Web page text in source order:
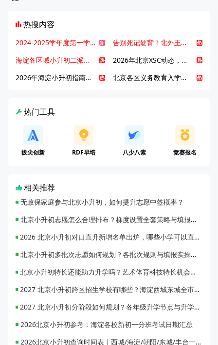
热搜内容
2024-2025学年度第一学期北京各区期末考试真题试卷汇总
告别死记硬背！北外王牌精读词汇课，帮孩子突破英语词汇难关
海淀各区域小升初二派全攻略合集！区域一至五志愿填报、升学策略详解
2026年北京XSC动态，持续更新中ing...
2026年海淀小升初指南，一文了解招生政策要点
北京各区义务教育入学咨询电话汇总，25年小升初家长提前收藏
热门工具
拔尖创新 RDF早培 八少八素 竞赛报名
相关推荐
无政保家庭参与北京小升初，如何提升志愿中签概率？
北京小升初志愿怎么合理排布？梯度设置全套策略与填报避坑指南
2026 北京小升初对口直升新增名单出炉，哪些小学可以直升优质初中？
北京小升初多批次志愿如何规划？各批次规则与填报实操指南
北京小升初特长还能助力升学吗？艺术体育科技特长机会与误区全面解析
2027 北京小升初跨区招生学校有哪些？海淀西城东城全市招生校完整汇总
2027 北京小升初分阶段如何规划？各年级升学节点与升学通道全梳理
2026北京小升初参考：海淀各校新初一分班考试日期汇总
2026北京小升初查询时间表｜西城/海淀/朝阳/东城/丰台一键对照